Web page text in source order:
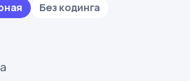
Без кодинга